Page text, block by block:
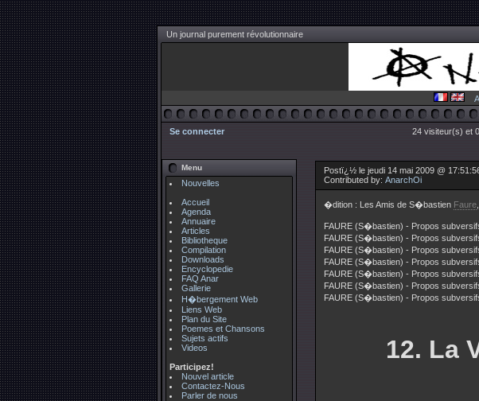
Un journal purement révolutionnaire
Se connecter 24 visiteur(s) et
Menu
Nouvelles
Accueil
Agenda
Annuaire
Articles
Bibliotheque
Compilation
Downloads
Encyclopedie
FAQ Anar
Gallerie
H�bergement Web
Liens Web
Plan du Site
Poemes et Chansons
Sujets actifs
Videos
Participez!
Nouvel article
Contactez-Nous
Parler de nous
Postï¿½ le jeudi 14 mai 2009 @
Contributed by: AnarchOi
�dition : Les Amis de S�bastien Faure
FAURE (S�bastien) - Propos
FAURE (S�bastien) - Propos
FAURE (S�bastien) - Propos
FAURE (S�bastien) - Propos
FAURE (S�bastien) - Propos
FAURE (S�bastien) - Propos
FAURE (S�bastien) - Propos
12. La